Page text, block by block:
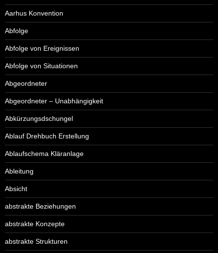
Aarhus Konvention
Abfolge
Abfolge von Ereignissen
Abfolge von Situationen
Abgeordneter
Abgeordneter – Unabhängigkeit
Abkürzungsdschungel
Ablauf Drehbuch Erstellung
Ablaufschema Kläranlage
Ableitung
Absicht
abstrakte Beziehungen
abstrakte Konzepte
abstrakte Strukturen